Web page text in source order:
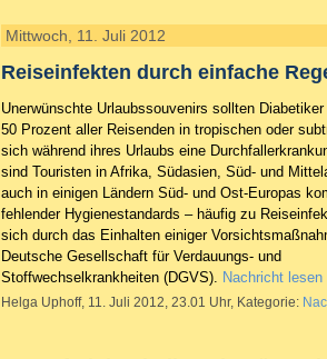
Mittwoch, 11. Juli 2012
Reiseinfekten durch einfache
Unerwünschte Urlaubssouvenirs sollten
50 Prozent aller Reisenden in tropischen oder
sich während ihres Urlaubs eine
sind Touristen in Afrika, Südasien, Süd- und
auch in einigen Ländern Süd- und Ost-Europas
fehlender Hygienestandards – häufig zu
sich durch das Einhalten einiger
Deutsche Gesellschaft für Verdauungs- und
Stoffwechselkrankheiten (DGVS). Nachricht lesen
Helga Uphoff, 11. Juli 2012, 23.01 Uhr, Kategorie: